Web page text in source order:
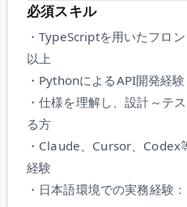
必須スキル
・TypeScriptを用いたフロ
以上
・PythonによるAPI開発経
・仕様を理解し、設計～テ
る方
・Claude、Cursor、Codex
経験
・日本語環境での実務経験